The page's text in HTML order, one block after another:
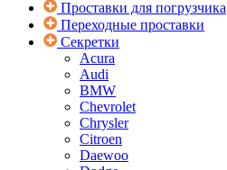
Проставки для погрузчика
Переходные проставки
Секретки
Acura
Audi
BMW
Chevrolet
Chrysler
Citroen
Daewoo